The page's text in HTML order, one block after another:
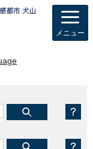
メニュー